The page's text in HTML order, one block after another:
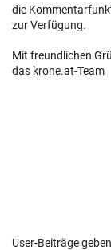
die
zur Verfügung.
Mit freundlichen
das krone.at-Team
User-Beiträge